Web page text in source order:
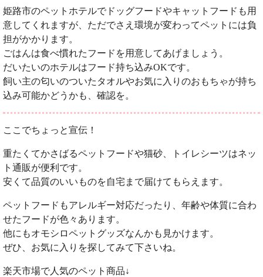
姫路市のペットホテルでドッグフードやキャットフードも用
意してくれますが、ただでさえ環境が変わってペットには負
担がかかります。
ごはんは食べ慣れたフードを用意してあげましょう。
だいたいのホテルはフード持ち込みOKです。
飼い主の匂いのついたタオルやお気に入りのおもちゃが持ち
込み可能かどうかも、確認を。
ここでちょっと宣伝！
重たくてかさばるペットフードや猫砂、トイレシーツはネッ
ト通販が便利です。
安くて品質のいいものを自宅まで届けてもらえます。
ペットフードもアレルギー対応だったり、年齢や体質に合わ
せたフードが色々あります。
他にもオモシロペットグッズなんかも見かけます。
ぜひ、お気に入りを探してみて下さいね。
楽天市場で人気のペット商品↓